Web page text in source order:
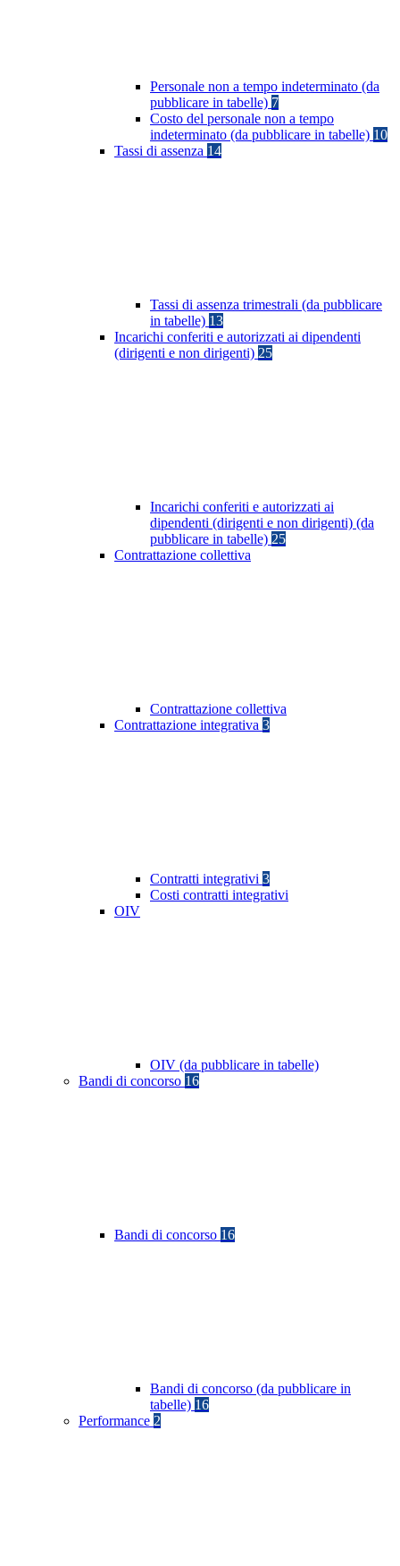
Personale non a tempo indeterminato (da
pubblicare in tabelle) 7
Costo del personale non a tempo
indeterminato (da pubblicare in tabelle) 10
Tassi di assenza 14
Tassi di assenza trimestrali (da pubblicare
in tabelle) 13
Incarichi conferiti e autorizzati ai dipendenti
(dirigenti e non dirigenti) 25
Incarichi conferiti e autorizzati ai
dipendenti (dirigenti e non dirigenti) (da
pubblicare in tabelle) 25
Contrattazione collettiva
Contrattazione collettiva
Contrattazione integrativa 3
Contratti integrativi 3
Costi contratti integrativi
OIV
OIV (da pubblicare in tabelle)
Bandi di concorso 16
Bandi di concorso 16
Bandi di concorso (da pubblicare in
tabelle) 16
Performance 2